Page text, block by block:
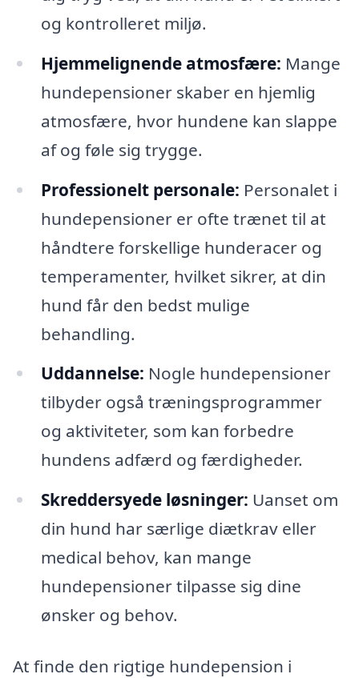
og kontrolleret miljø.
Hjemmelignende atmosfære: Mange
hundepensioner skaber en hjemlig
atmosfære, hvor hundene kan slappe
af og føle sig trygge.
Professionelt personale: Personalet i
hundepensioner er ofte trænet til at
håndtere forskellige hunderacer og
temperamenter, hvilket sikrer, at din
hund får den bedst mulige
behandling.
Uddannelse: Nogle hundepensioner
tilbyder også træningsprogrammer
og aktiviteter, som kan forbedre
hundens adfærd og færdigheder.
Skreddersyede løsninger: Uanset om
din hund har særlige diætkrav eller
medical behov, kan mange
hundepensioner tilpasse sig dine
ønsker og behov.
At finde den rigtige hundepension i